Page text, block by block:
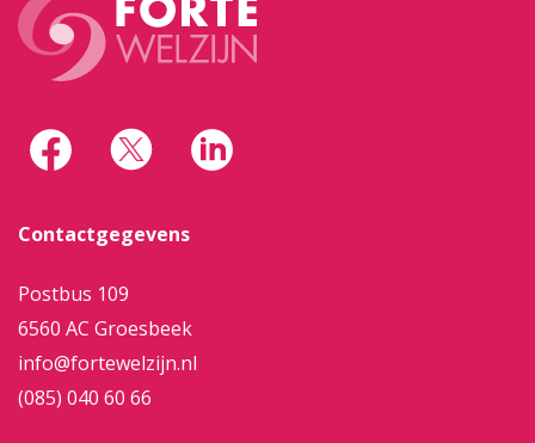
Contactgegevens
Postbus 109
6560 AC Groesbeek
info@fortewelzijn.nl
(085) 040 60 66